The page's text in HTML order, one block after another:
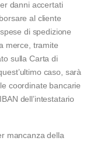
danni accertati
al cliente
di spedizione
merce, tramite
sulla Carta di
caso, sarà
coordinate bancarie
dell’intestatario
mancanza della